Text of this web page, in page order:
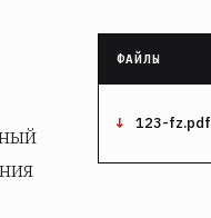
123-fz.pdf